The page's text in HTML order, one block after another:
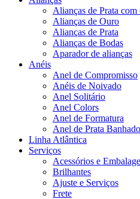
Alianças de Prata
Alianças de Ouro
Alianças de Prata
Alianças de Bodas
Aparador de alianças
Anéis
Anel de Compromisso
Anéis de Noivado
Anel Solitário
Anel Colors
Anel de Formatura
Anel de Prata
Linha Atlântica
Serviços
Acessórios e
Brilhantes
Ajuste e Serviços
Frete